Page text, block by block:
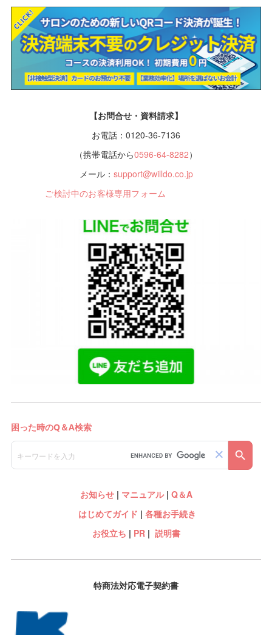
【お問合せ・資料請求】
お電話：0120-36-7136
（携帯電話から0596-64-8282）
メール： support@willdo.co.jp
ご検討中のお客様専用フォーム
お知らせ| マニュアル| Q＆A
はじめてガイド | 各種お手続き
お役立ち | PR| 説明書
特商法対応電子契約書